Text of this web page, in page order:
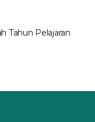
Tahun Pelajaran